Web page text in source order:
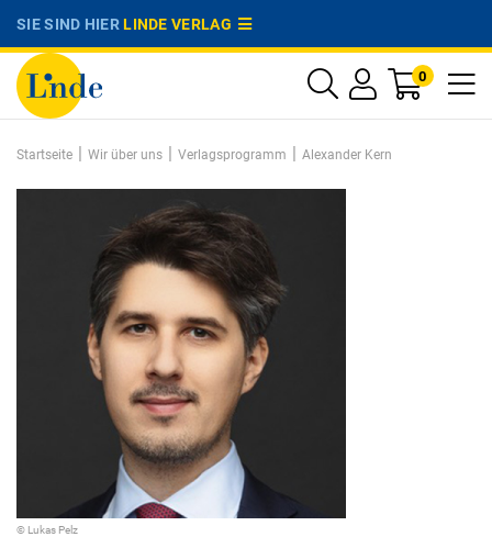
SIE SIND HIERLINDE VERLAG
0
Startseite | Wir über uns | Verlagsprogramm | Alexander Kern
© Lukas Pelz